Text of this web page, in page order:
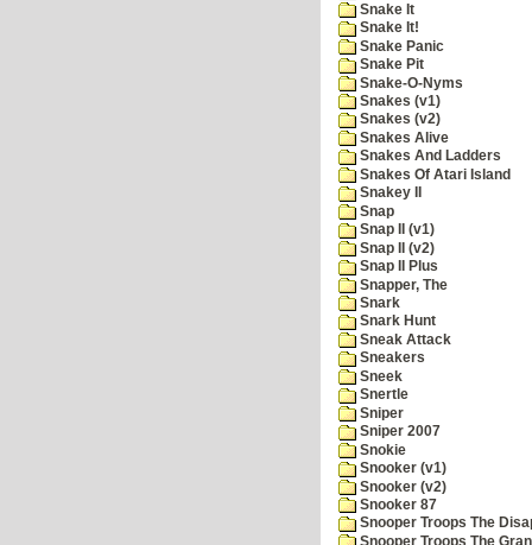
Snake It
Snake It!
Snake Panic
Snake Pit
Snake-O-Nyms
Snakes (v1)
Snakes (v2)
Snakes Alive
Snakes And Ladders
Snakes Of Atari Island
Snakey II
Snap
Snap II (v1)
Snap II (v2)
Snap II Plus
Snapper, The
Snark
Snark Hunt
Sneak Attack
Sneakers
Sneek
Snertle
Sniper
Sniper 2007
Snokie
Snooker (v1)
Snooker (v2)
Snooker 87
Snooper Troops The
Snooper Troops The